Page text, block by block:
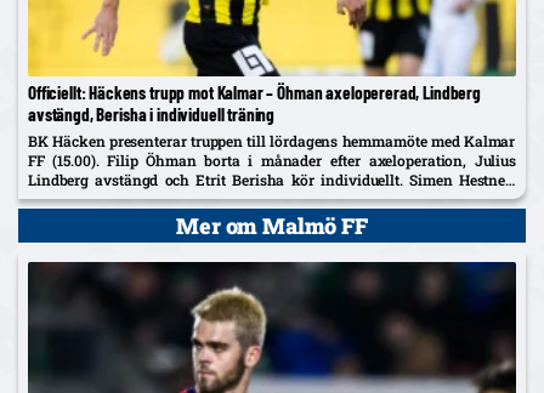
Officiellt: Häckens trupp mot Kalmar – Öhman axelopererad, Lindberg
avstängd, Berisha i individuell träning
BK Häcken presenterar truppen till lördagens hemmamöte med Kalmar
FF (15.00). Filip Öhman borta i månader efter axeloperation, Julius
Lindberg avstängd och Etrit Berisha kör individuellt. Simen Hestnes,
30, hyllas efter hemmadebuten mot AIK.
Mer om Malmö FF